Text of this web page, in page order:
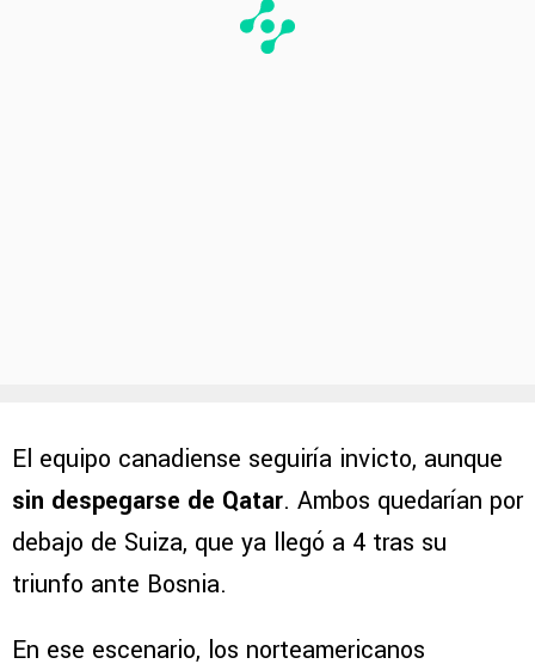
El equipo canadiense seguiría invicto, aunque
sin despegarse de Qatar. Ambos quedarían por
debajo de Suiza, que ya llegó a 4 tras su
triunfo ante Bosnia.
En ese escenario, los norteamericanos